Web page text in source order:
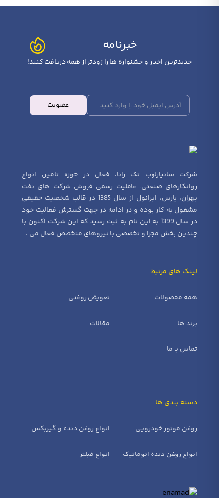
خبرنامه
جدیدترین اخبار و جشنواره ها را زودتر از همه دریافت کنید!
عضویت
شرکت سانیارلوب تک رانا، فعال در حوزه تامین انواع
روانکارهای صنعتی، عاملیت رسمی فروش شرکت های نفت
بهران، پارس، ایرانول از سال 1385 در قالب شخصیت حقیقی
مشغول به کار بوده و در ادامه در جهت گسترش فعالیت خود
در سال 1399 به این نام به ثبت رسید که این شرکت اکنون با
چندین بخش مجزا و تخصصی با نیروهای متخصص فعال می .
لینک های مرتبط
همه محصولات تعویض روغنی
برند ها مقالات
تماس با ما
دسته بندی ها
روغن موتور خودرویی انواع روغن دنده و گیربکس
انواع روغن دنده اتوماتیک انواع فیلتر